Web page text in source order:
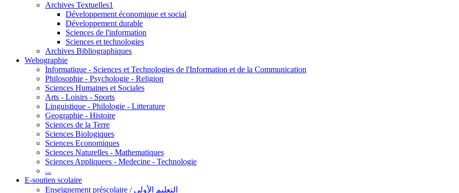
Archives Textuelles1
Développement économique et social
Développement durable
Sciences de l'information
Sciences et technologies
Archives Bibliographiques
Webographie
Informatique - Sciences et Technologies de l'Information et de la Communication
Philosophie - Psychologie - Religion
Sciences Humaines et Sociales
Arts - Loisirs - Sports
Linguistique - Philologie - Litterature
Geographie - Histoire
Sciences de la Terre
Sciences Biologiques
Sciences Economiques
Sciences Naturelles - Mathematiques
Sciences Appliquees - Medecine - Technologie
...
E-soutien scolaire
Enseignement préscolaire / التعليم الأولي